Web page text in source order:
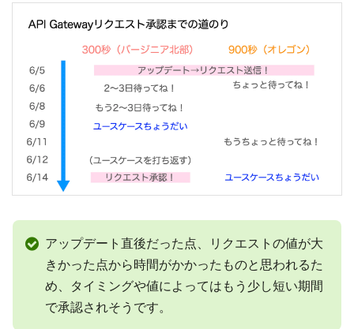
アップデート直後だった点、リクエストの値が大
きかった点から時間がかかったものと思われるた
め、タイミングや値によってはもう少し短い期間
で承認されそうです。